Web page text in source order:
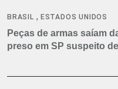
BRASIL , ESTADOS UNIDOS
Peças de armas saíam
preso em SP suspeito